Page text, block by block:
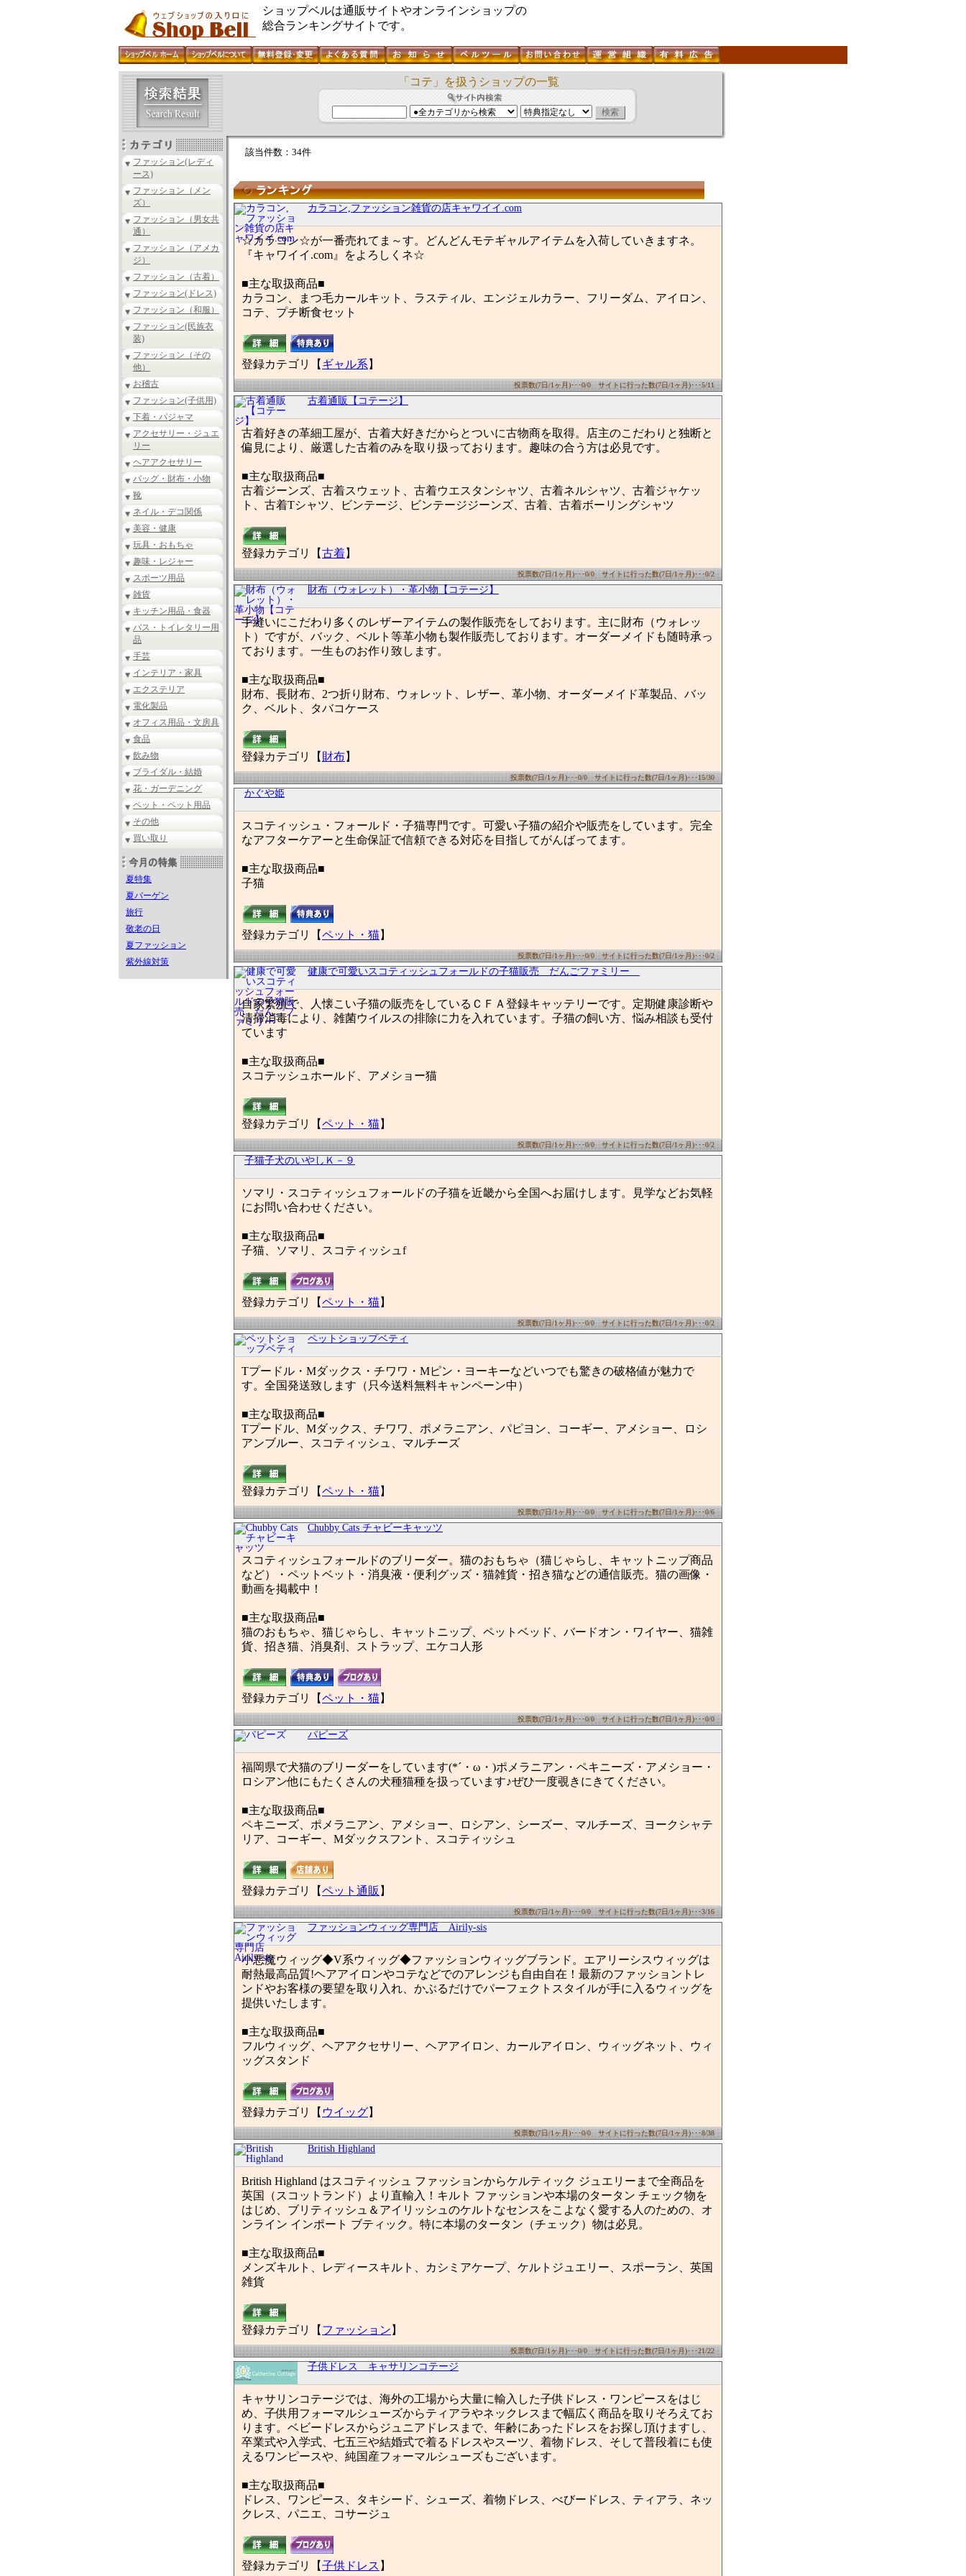
ショップベルは通販サイトやオンラインショップの
総合ランキングサイトです。
ファッション(レディ
ース)
ファッション（メン
ズ）
ファッション（男女共
通）
ファッション（アメカ
ジ）
ファッション（古着）
ファッション(ドレス)
ファッション（和服）
ファッション(民族衣
装)
ファッション（その
他）
お稽古
ファッション(子供用)
下着・パジャマ
アクセサリー・ジュエ
リー
ヘアアクセサリー
バッグ・財布・小物
靴
ネイル・デコ関係
美容・健康
玩具・おもちゃ
趣味・レジャー
スポーツ用品
雑貨
キッチン用品・食器
バス・トイレタリー用
品
手芸
インテリア・家具
エクステリア
電化製品
オフィス用品・文房具
食品
飲み物
ブライダル・結婚
花・ガーデニング
ペット・ペット用品
その他
買い取り
夏特集
夏バーゲン
旅行
敬老の日
夏ファッション
紫外線対策
「コテ」を扱うショップの一覧
該当件数：34件
カラコン,ファッション雑貨の店キャワイイ.com
☆カラコン☆が一番売れてま～す。どんどんモテギャルアイテムを入荷していきますネ。
『キャワイイ.com』をよろしくネ☆
■主な取扱商品■
カラコン、まつ毛カールキット、ラスティル、エンジェルカラー、フリーダム、アイロン、
コテ、プチ断食セット
登録カテゴリ【 ギャル系】
投票数(7日/1ヶ月)･･･0/0 サイトに行った数(7日/1ヶ月)･･･5/11
古着通販【コテージ】
古着好きの革細工屋が、古着大好きだからとついに古物商を取得。店主のこだわりと独断と
偏見により、厳選した古着のみを取り扱っております。趣味の合う方は必見です。
■主な取扱商品■
古着ジーンズ、古着スウェット、古着ウエスタンシャツ、古着ネルシャツ、古着ジャケッ
ト、古着Tシャツ、ビンテージ、ビンテージジーンズ、古着、古着ボーリングシャツ
登録カテゴリ【古着】
投票数(7日/1ヶ月)･･･0/0 サイトに行った数(7日/1ヶ月)･･･0/2
財布（ウォレット）・革小物【コテージ】
手縫いにこだわり多くのレザーアイテムの製作販売をしております。主に財布（ウォレッ
ト）ですが、バック、ベルト等革小物も製作販売しております。オーダーメイドも随時承っ
ております。一生ものお作り致します。
■主な取扱商品■
財布、長財布、2つ折り財布、ウォレット、レザー、革小物、オーダーメイド革製品、バッ
ク、ベルト、タバコケース
登録カテゴリ【 財布】
投票数(7日/1ヶ月)･･･0/0 サイトに行った数(7日/1ヶ月)･･･15/30
かぐや姫
スコティッシュ・フォールド・子猫専門です。可愛い子猫の紹介や販売をしています。完全
なアフターケアーと生命保証で信頼できる対応を目指してがんばってます。
■主な取扱商品■
子猫
登録カテゴリ【ペット・猫】
投票数(7日/1ヶ月)･･･0/0 サイトに行った数(7日/1ヶ月)･･･0/2
健康で可愛いスコティッシュフォールドの子猫販売 だんごファミリー
自家繁殖で、人懐こい子猫の販売をしているＣＦＡ登録キャッテリーです。定期健康診断や
清掃消毒により、雑菌ウイルスの排除に力を入れています。子猫の飼い方、悩み相談も受付
ています
■主な取扱商品■
スコテッシュホールド、アメショー猫
登録カテゴリ【ペット・猫】
投票数(7日/1ヶ月)･･･0/0 サイトに行った数(7日/1ヶ月)･･･0/2
子猫子犬のいやしＫ－９
ソマリ・スコティッシュフォールドの子猫を近畿から全国へお届けします。見学などお気軽
にお問い合わせください。
■主な取扱商品■
子猫、ソマリ、スコティッシュf
登録カテゴリ【ペット・猫】
投票数(7日/1ヶ月)･･･0/0 サイトに行った数(7日/1ヶ月)･･･0/2
ペットショップベティ
Tプードル・Mダックス・チワワ・Mピン・ヨーキーなどいつでも驚きの破格値が魅力で
す。全国発送致します（只今送料無料キャンペーン中）
■主な取扱商品■
Tプードル、Mダックス、チワワ、ポメラニアン、パピヨン、コーギー、アメショー、ロシ
アンブルー、スコティッシュ、マルチーズ
登録カテゴリ【ペット・猫】
投票数(7日/1ヶ月)･･･0/0 サイトに行った数(7日/1ヶ月)･･･0/6
Chubby Cats チャビーキャッツ
スコティッシュフォールドのブリーダー。猫のおもちゃ（猫じゃらし、キャットニップ商品
など）・ペットベット・消臭液・便利グッズ・猫雑貨・招き猫などの通信販売。猫の画像・
動画を掲載中！
■主な取扱商品■
猫のおもちゃ、猫じゃらし、キャットニップ、ペットベッド、バードオン・ワイヤー、猫雑
貨、招き猫、消臭剤、ストラップ、エケコ人形
登録カテゴリ【ペット・猫】
投票数(7日/1ヶ月)･･･0/0 サイトに行った数(7日/1ヶ月)･･･0/0
パピーズ
福岡県で犬猫のブリーダーをしています(*´・ω・)ポメラニアン・ペキニーズ・アメショー・
ロシアン他にもたくさんの犬種猫種を扱っています♪ぜひ一度覗きにきてください。
■主な取扱商品■
ペキニーズ、ポメラニアン、アメショー、ロシアン、シーズー、マルチーズ、ヨークシャテ
リア、コーギー、Mダックスフント、スコティッシュ
登録カテゴリ【ペット通販 】
投票数(7日/1ヶ月)･･･0/0 サイトに行った数(7日/1ヶ月)･･･3/16
ファッションウィッグ専門店 Airily-sis
小悪魔ウィッグ◆V系ウィッグ◆ファッションウィッグブランド。エアリーシスウィッグは
耐熱最高品質!ヘアアイロンやコテなどでのアレンジも自由自在！最新のファッショントレ
ンドやお客様の要望を取り入れ、かぶるだけでパーフェクトスタイルが手に入るウィッグを
提供いたします。
■主な取扱商品■
フルウィッグ、ヘアアクセサリー、ヘアアイロン、カールアイロン、ウィッグネット、ウィ
ッグスタンド
登録カテゴリ【 ウイッグ】
投票数(7日/1ヶ月)･･･0/0 サイトに行った数(7日/1ヶ月)･･･8/38
British Highland
British Highland はスコティッシュ ファッションからケルティック ジュエリーまで全商品を
英国（スコットランド）より直輸入！キルト ファッションや本場のタータン チェック物を
はじめ、ブリティッシュ＆アイリッシュのケルトなセンスをこよなく愛する人のための、オ
ンライン インポート ブティック。特に本場のタータン（チェック）物は必見。
■主な取扱商品■
メンズキルト、レディースキルト、カシミアケープ、ケルトジュエリー、スポーラン、英国
雑貨
登録カテゴリ【 ファッション 】
投票数(7日/1ヶ月)･･･0/0 サイトに行った数(7日/1ヶ月)･･･21/22
子供ドレス キャサリンコテージ
キャサリンコテージでは、海外の工場から大量に輸入した子供ドレス・ワンピースをはじ
め、子供用フォーマルシューズからティアラやネックレスまで幅広く商品を取りそろえてお
ります。ベビードレスからジュニアドレスまで、年齢にあったドレスをお探し頂けますし、
卒業式や入学式、七五三や結婚式で着るドレスやスーツ、着物ドレス、そして普段着にも使
えるワンピースや、純国産フォーマルシューズもございます。
■主な取扱商品■
ドレス、ワンピース、タキシード、シューズ、着物ドレス、べびードレス、ティアラ、ネッ
クレス、パニエ、コサージュ
登録カテゴリ【子供ドレス 】